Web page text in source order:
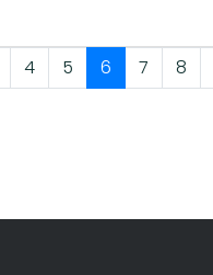
4 5 6 7 8